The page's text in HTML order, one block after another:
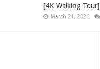
[4K Walking Tour]
March 21, 2026